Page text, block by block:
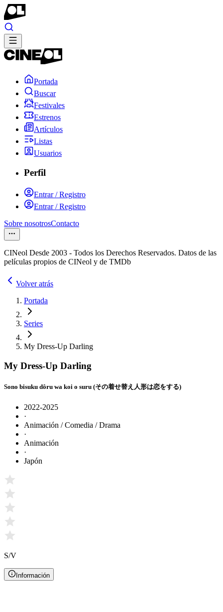
Portada
Buscar
Festivales
Estrenos
Artículos
Listas
Usuarios
Perfil
Entrar / Registro
Entrar / Registro
Sobre nosotrosContacto
CINeol Desde 2003 - Todos los Derechos Reservados. Datos de las
películas propios de CINeol y de TMDb
Volver atrás
Portada
Series
My Dress-Up Darling
My Dress-Up Darling
Sono bisuku dôru wa koi o suru (その着せ替え人形は恋をする)
2022-2025
·
Animación / Comedia / Drama
·
Animación
·
Japón
S/V
Información